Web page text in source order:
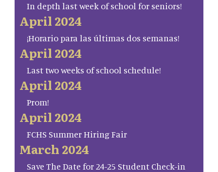
In depth last week of school for seniors!
April 2024
¡Horario para las últimas dos semanas!
April 2024
Last two weeks of school schedule!
April 2024
Prom!
April 2024
FCHS Summer Hiring Fair
March 2024
Save The Date for 24-25 Student Check-in